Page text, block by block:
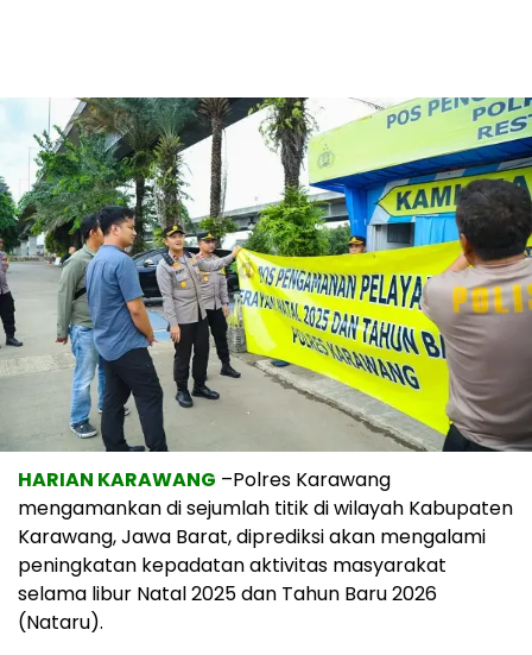
HARIAN KARAWANG –Polres Karawang
mengamankan di sejumlah titik di wilayah Kabupaten
Karawang, Jawa Barat, diprediksi akan mengalami
peningkatan kepadatan aktivitas masyarakat
selama libur Natal 2025 dan Tahun Baru 2026
(Nataru).